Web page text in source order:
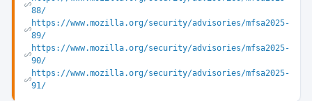
88/
https://www.mozilla.org/security/advisories/mfsa2025-
89/
https://www.mozilla.org/security/advisories/mfsa2025-
90/
https://www.mozilla.org/security/advisories/mfsa2025-
91/